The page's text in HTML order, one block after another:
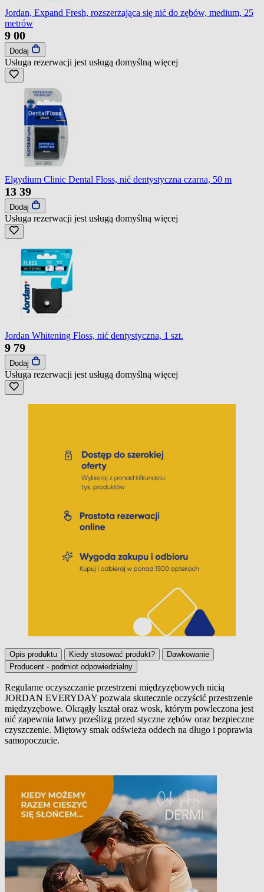
Jordan, Expand Fresh, rozszerzająca się nić do zębów, medium, 25
metrów
9 00
Dodaj
Usługa rezerwacji jest usługą domyślną więcej
Elgydium Clinic Dental Floss, nić dentystyczna czarna, 50 m
13 39
Dodaj
Usługa rezerwacji jest usługą domyślną więcej
Jordan Whitening Floss, nić dentystyczna, 1 szt.
9 79
Dodaj
Usługa rezerwacji jest usługą domyślną więcej
Opis produktu Kiedy stosować produkt?
Dawkowanie
Producent - podmiot odpowiedzialny
Opis produktu
Regularne oczyszczanie przestrzeni międzyzębowych nicią
JORDAN EVERYDAY pozwala skutecznie oczyścić przestrzenie
międzyzębowe. Okrągły kształ oraz wosk, którym powleczona jest
nić zapewnia łatwy prześlizg przed styczne zębów oraz bezpieczne
czyszczenie. Miętowy smak odświeża oddech na długo i poprawia
samopoczucie.